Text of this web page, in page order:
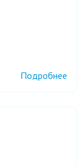
Подробнее